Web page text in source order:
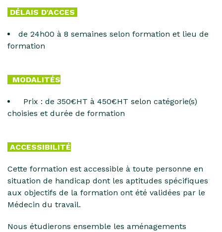
DÉLAIS D'ACCES
de 24h00 à 8 semaines selon formation et lieu de
formation
MODALITÉS
Prix : de 350€HT à 450€HT selon catégorie(s)
choisies et durée de formation
ACCESSIBILITÉ
Cette formation est accessible à toute personne en
situation de handicap dont les aptitudes spécifiques
aux objectifs de la formation ont été validées par le
Médecin du travail.
Nous étudierons ensemble les aménagements